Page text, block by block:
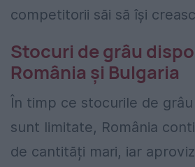
competitorii săi să își
Stocuri de grâu
România și Bulgaria
În timp ce stocurile de
sunt limitate, România
de cantități mari, iar